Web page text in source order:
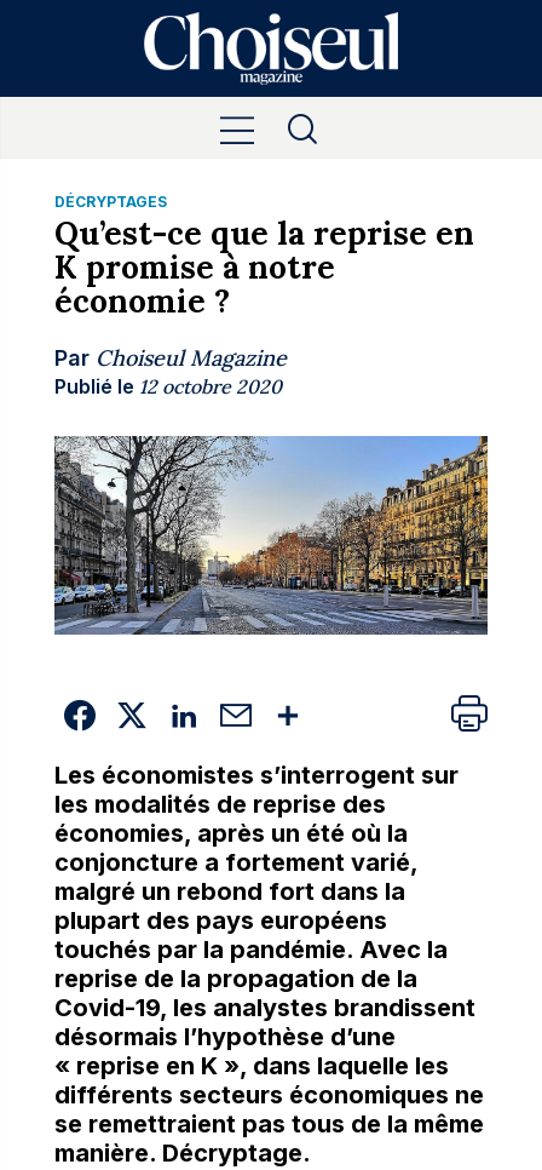
DÉCRYPTAGES
Qu’est-ce que la reprise en
K promise à notre
économie ?
Par Choiseul Magazine
Publié le 12 octobre 2020
Les économistes s’interrogent sur
les modalités de reprise des
économies, après un été où la
conjoncture a fortement varié,
malgré un rebond fort dans la
plupart des pays européens
touchés par la pandémie. Avec la
reprise de la propagation de la
Covid-19, les analystes brandissent
désormais l’hypothèse d’une
« reprise en K », dans laquelle les
différents secteurs économiques ne
se remettraient pas tous de la même
manière. Décryptage.